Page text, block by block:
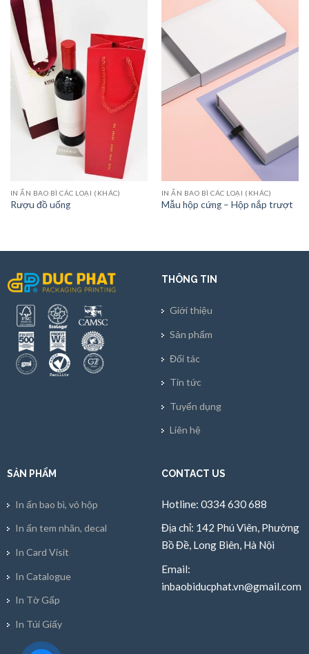
IN ẤN BAO BÌ CÁC LOẠI (KHÁC)
Rượu đồ uống
IN ẤN BAO BÌ CÁC LOẠI (KHÁC)
Mẫu hộp cứng – Hộp nắp trượt
THÔNG TIN
Giới thiệu
Sản phẩm
Đối tác
Tin tức
Tuyển dụng
Liên hệ
SẢN PHẨM
In ấn bao bì, vỏ hộp
In ấn tem nhãn, decal
In Card Visit
In Catalogue
In Tờ Gấp
In Túi Giấy
CONTACT US
Hotline: 0334 630 688
Địa chỉ: 142 Phú Viên, Phường
Bồ Đề, Long Biên, Hà Nội
Email:
inbaobiducphat.vn@gmail.com